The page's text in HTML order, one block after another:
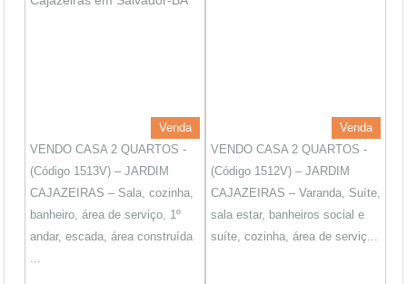
Venda
VENDO CASA 2 QUARTOS -
(Código 1513V) – JARDIM
CAJAZEIRAS – Sala, cozinha,
banheiro, área de serviço, 1º
andar, escada, área construída
Venda
VENDO CASA 2 QUARTOS -
(Código 1512V) – JARDIM
CAJAZEIRAS – Varanda, Suíte,
sala estar, banheiros social e
suíte, cozinha, área de serviç...